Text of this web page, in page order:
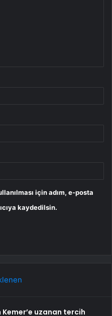
için adım, e-posta
kaydedilsin.
Kemer’e uzanan tercih